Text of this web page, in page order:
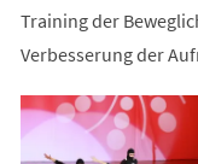
Training der
Verbesserung der